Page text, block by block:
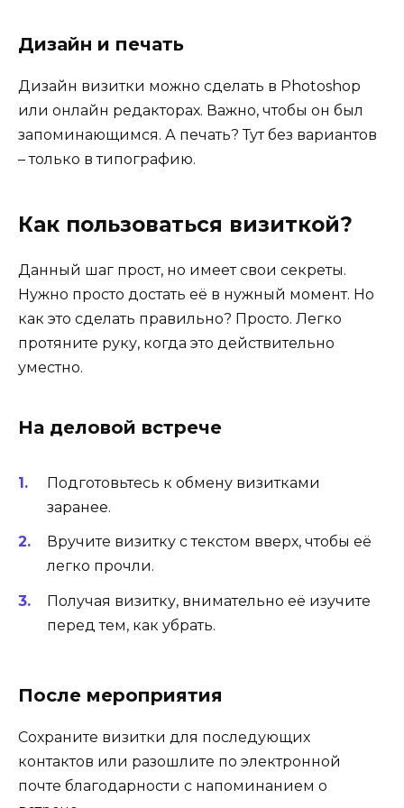
Дизайн и печать
Дизайн визитки можно сделать в Photoshop
или онлайн редакторах. Важно, чтобы он был
запоминающимся. А печать? Тут без вариантов
– только в типографию.
Как пользоваться визиткой?
Данный шаг прост, но имеет свои секреты.
Нужно просто достать её в нужный момент. Но
как это сделать правильно? Просто. Легко
протяните руку, когда это действительно
уместно.
На деловой встрече
Подготовьтесь к обмену визитками
заранее.
Вручите визитку с текстом вверх, чтобы её
легко прочли.
Получая визитку, внимательно её изучите
перед тем, как убрать.
После мероприятия
Сохраните визитки для последующих
контактов или разошлите по электронной
почте благодарности с напоминанием о